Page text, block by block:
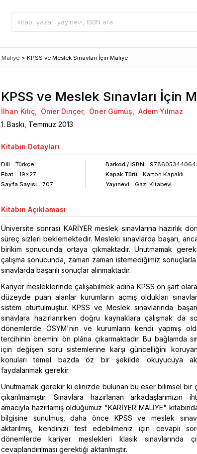
Maliye > KPSS ve Meslek Sınavları İçin Maliye
KPSS ve Meslek Sınavları İçin
İlhan Kılıç, Ömer Dinçer, Öner Gümüş
Adem Yılmaz
1. Baskı, Temmuz 2013
Kitabın Detayları
Dili:
Türkçe
Ebat:
19x27
Sayfa Sayısı: 707
Barkod / ISBN:
Kapak Türü:
Karton Kapaklı
Yayınevi:
Gazi Kitabevi
Kitabın Açıklaması
Üniversite sonrası KARİYER meslek sınavlarına
süreç sizleri beklemektedir. Mesleki sınavlarda başarı,
birikim sonucunda ortaya çıkmaktadır. Unutmamak
çalışma sonucunda, zaman zaman istemediğimiz
sınavlarda başarılı sonuçlar alınmaktadır.
Kariyer mesleklerinde çalışabilmek adına KPSS ön şart
düzeyde puan alanlar kurumların açmış oldukları
sistem oturtulmuştur. KPSS ve Meslek sınavlarında
sınavlara hazırlanırken doğru kaynaklara çalışmak da
dönemlerde ÖSYM'nin ve kurumların kendi yapmış
tercihinin önemini ön plâna çıkarmaktadır. Bu bağlamda
için değişen soru sistemlerine karşı güncelliğini
konuları temel bazda öz bir şekilde okuyucuya
faydalanmak gerekir.
Unutmamak gerekir ki elinizde bulunan bu eser bilimsel bir
çıkarılmamıştır. Sınavlara hazırlanan
amacıyla hazırlamış olduğumuz "KARİYER MALİYE"
bilgisine sunulmuş, daha önce KPSS ve meslek
aktarılmış, kendinizi test edebilmeniz için cevaplı
dönemlerde kariyer meslekleri klasik sınavlarında
cevaplandırılması gerektiği aktarılmıştır.